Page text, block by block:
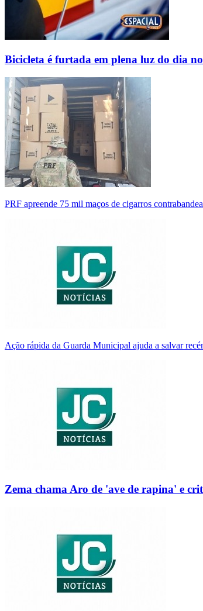
Bicicleta é furtada em plena luz do dia
PRF apreende 75 mil maços de cigarros
Ação rápida da Guarda Municipal ajuda a salvar
Zema chama Aro de 'ave de rapina' e